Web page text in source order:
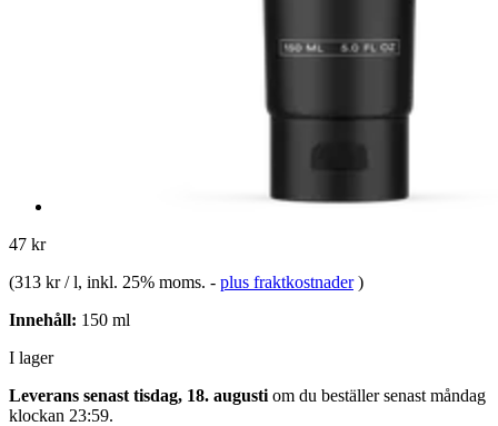
47 kr
(313 kr / l, inkl. 25% moms. - plus fraktkostnader )
Innehåll: 150 ml
I lager
Leverans senast tisdag, 18. augusti om du beställer senast måndag
klockan 23:59.